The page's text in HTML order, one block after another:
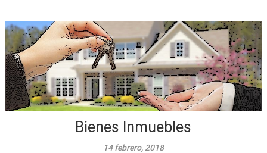
Bienes Inmuebles
14 febrero, 2018